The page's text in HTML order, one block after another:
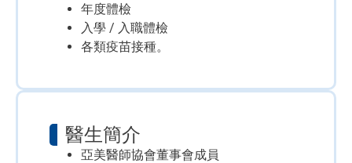
年度體檢
入學 / 入職體檢
各類疫苗接種。
醫生簡介
亞美醫師協會董事會成員